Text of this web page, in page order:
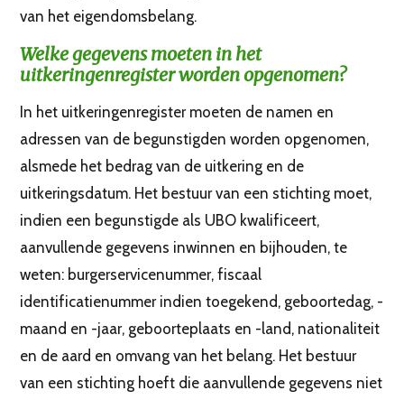
van het eigendomsbelang.
Welke gegevens moeten in het
uitkeringenregister worden opgenomen?
In het uitkeringenregister moeten de namen en
adressen van de begunstigden worden opgenomen,
alsmede het bedrag van de uitkering en de
uitkeringsdatum. Het bestuur van een stichting moet,
indien een begunstigde als UBO kwalificeert,
aanvullende gegevens inwinnen en bijhouden, te
weten: burgerservicenummer, fiscaal
identificatienummer indien toegekend, geboortedag, -
maand en -jaar, geboorteplaats en -land, nationaliteit
en de aard en omvang van het belang. Het bestuur
van een stichting hoeft die aanvullende gegevens niet